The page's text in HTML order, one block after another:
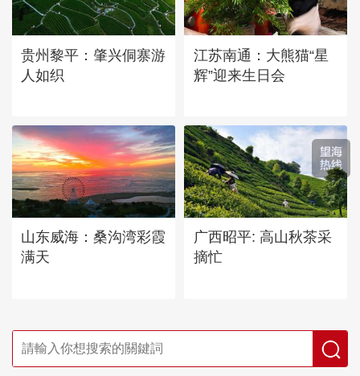
贵州黎平：肇兴侗寨游
人如织
江苏南通：大熊猫“星
辉”迎来生日会
山东威海：桑沟湾彩霞
满天
广西昭平: 高山秋茶采
摘忙